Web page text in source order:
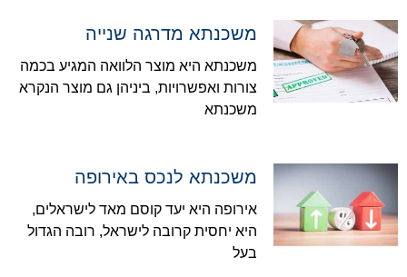
משכנתא מדרגה שנייה
משכנתא היא מוצר הלוואה המגיע בכמה
צורות ואפשרויות, ביניהן גם מוצר הנקרא
משכנתא
משכנתא לנכס באירופה
אירופה היא יעד קוסם מאד לישראלים,
היא יחסית קרובה לישראל, רובה הגדול
בעל